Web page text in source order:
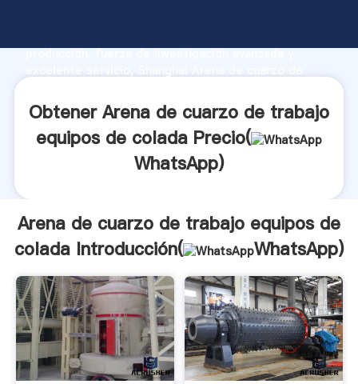
producción, fuerza de investigación avanzada y
aporta valores a todos los clientes.
Obtener Arena de cuarzo de trabajo
equipos de colada Precio(
WhatsApp)
Arena de cuarzo de trabajo equipos de
colada Introducción(
WhatsApp)